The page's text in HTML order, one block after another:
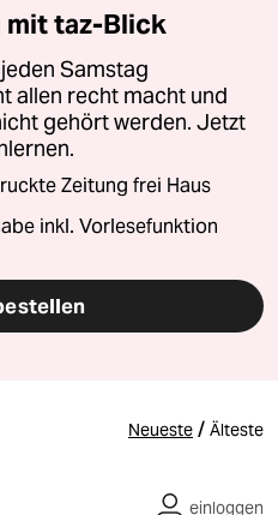
mit taz-Blick
Samstag
allen recht macht und
gehört werden. Jetzt
Zeitung frei Haus
inkl. Vorlesefunktion
Neueste / Älteste
einloggen